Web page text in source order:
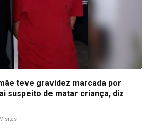
teve gravidez marcada por
suspeito de matar criança, diz
Visitas